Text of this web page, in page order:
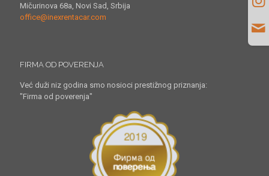
Mičurinova 68a, Novi Sad, Srbija
office@inexrentacar.com
FIRMA OD POVERENJA
Već duži niz godina smo nosioci prestižnog priznanja:
"Firma od poverenja"